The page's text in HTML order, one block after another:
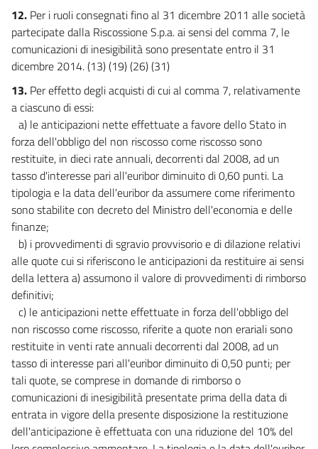
12. Per i ruoli consegnati fino al 31 dicembre 2011 alle società
partecipate dalla Riscossione S.p.a. ai sensi del comma 7, le
comunicazioni di inesigibilità sono presentate entro il 31
dicembre 2014. (13) (19) (26) (31)
13. Per effetto degli acquisti di cui al comma 7, relativamente
a ciascuno di essi:
a) le anticipazioni nette effettuate a favore dello Stato in
forza dell'obbligo del non riscosso come riscosso sono
restituite, in dieci rate annuali, decorrenti dal 2008, ad un
tasso d'interesse pari all'euribor diminuito di 0,60 punti. La
tipologia e la data dell'euribor da assumere come riferimento
sono stabilite con decreto del Ministro dell'economia e delle
finanze;
b) i provvedimenti di sgravio provvisorio e di dilazione relativi
alle quote cui si riferiscono le anticipazioni da restituire ai sensi
della lettera a) assumono il valore di provvedimenti di rimborso
definitivi;
c) le anticipazioni nette effettuate in forza dell'obbligo del
non riscosso come riscosso, riferite a quote non erariali sono
restituite in venti rate annuali decorrenti dal 2008, ad un
tasso di interesse pari all'euribor diminuito di 0,50 punti; per
tali quote, se comprese in domande di rimborso o
comunicazioni di inesigibilità presentate prima della data di
entrata in vigore della presente disposizione la restituzione
dell'anticipazione è effettuata con una riduzione del 10% del